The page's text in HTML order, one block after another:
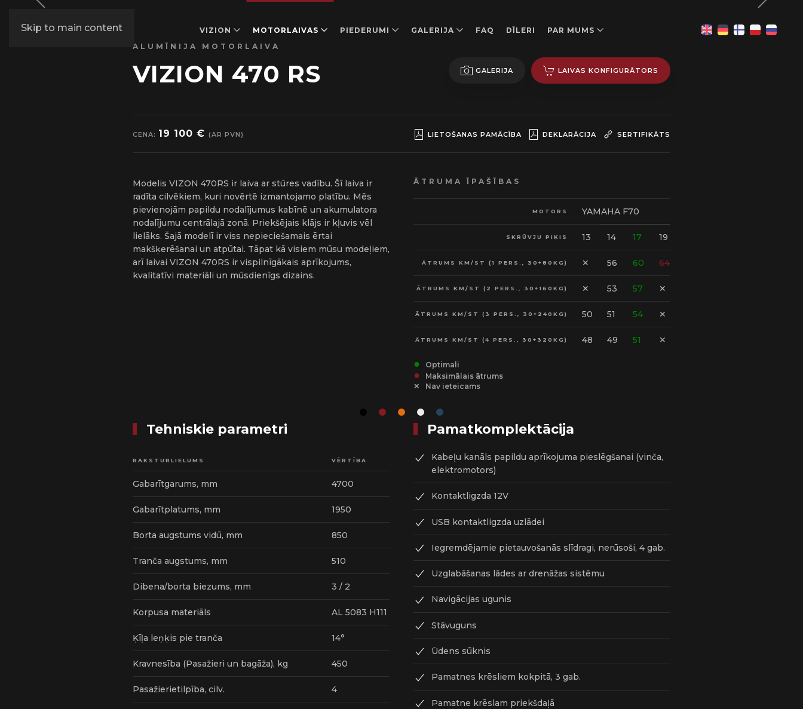
Skip to main content VIZION MOTORLAIVAS PIEDERUMI GALERIJA FAQ DĪLERI
PAR MUMS
ALUMĪNIJA MOTORLAIVA
VIZION 470 RS GALERIJA LAIVAS KONFIGURĀTORS
CENA: 19 100 € (AR PVN) LIETOŠANAS PAMĀCĪBA DEKLARĀCIJA SERTIFIKĀTS
Modelis VIZON 470RS ir laiva ar stūres vadību. Šī laiva ir
radīta cilvēkiem, kuri novērtē izmantojamo platību. Mēs
pievienojām papildu nodalījumus kabīnē un akumulatora
nodalījumu centrālajā zonā. Priekšējais klājs ir kļuvis vēl
lielāks. Šajā modelī ir viss nepieciešamais ērtai
makšķerēšanai un atpūtai. Tāpat kā visiem mūsu modeļiem,
arī laivai VIZON 470RS ir vispilnīgākais aprīkojums,
kvalitatīvi materiāli un mūsdienīgs dizains.
ĀTRUMA ĪPAŠĪBAS
MOTORS YAMAHA F70
SKRŪVJU PIĶIS 13 14 17 19
ĀTRUMS KM/ST (1 PERS., 30+80KG) ✕ 56 60 64
ĀTRUMS KM/ST (2 PERS., 30+160KG) ✕ 53 57 ✕
ĀTRUMS KM/ST (3 PERS., 30+240KG) 50 51 54 ✕
ĀTRUMS KM/ST (4 PERS., 30+320KG) 48 49 51 ✕
Optimali
Maksimālais ātrums
Nav ieteicams
Tehniskie parametri
RAKSTURLIELUMS VĒRTĪBA
Gabarītgarums, mm 4700
Gabarītplatums, mm 1950
Borta augstums vidū, mm 850
Tranča augstums, mm 510
Dibena/borta biezums, mm 3 / 2
Korpusa materiāls AL 5083 H111
Ķīļa leņķis pie tranča 14°
Kravnesība (Pasažieri un bagāža), kg 450
Pasažierietilpība, cilv. 4
Pamatkomplektācija
Kabeļu kanāls papildu aprīkojuma pieslēgšanai (vinča,
elektromotors)
Kontaktligzda 12V
USB kontaktligzda uzlādei
Iegremdējamie pietauvošanās slīdragi, nerūsoši, 4 gab.
Uzglabāšanas lādes ar drenāžas sistēmu
Navigācijas ugunis
Stāvuguns
Ūdens sūknis
Pamatnes krēsliem kokpitā, 3 gab.
Pamatne krēslam priekšdaļā